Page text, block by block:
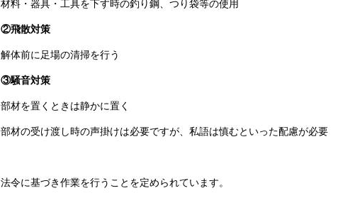
材料・器具・工具を下す時の釣り鋼、つり袋等の使用
②飛散対策
解体前に足場の清掃を行う
③騒音対策
部材を置くときは静かに置く
部材の受け渡し時の声掛けは必要ですが、私語は慎むといった配慮が必要
法令に基づき作業を行うことを定められています。